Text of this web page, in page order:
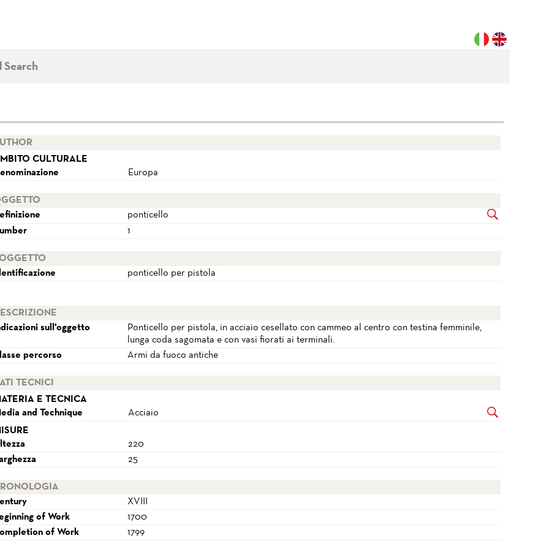
Search
CULTURALE
Europa
ponticello
1
ponticello per pistola
sull'oggetto
Ponticello per pistola, in acciaio cesellato con cammeo al centro con testina femminile,
lunga coda sagomata e con vasi fiorati ai terminali.
percorso
Armi da fuoco antiche
TECNICI
E TECNICA
and Technique
Acciaio
220
25
XVIII
of Work
1700
of Work
1799